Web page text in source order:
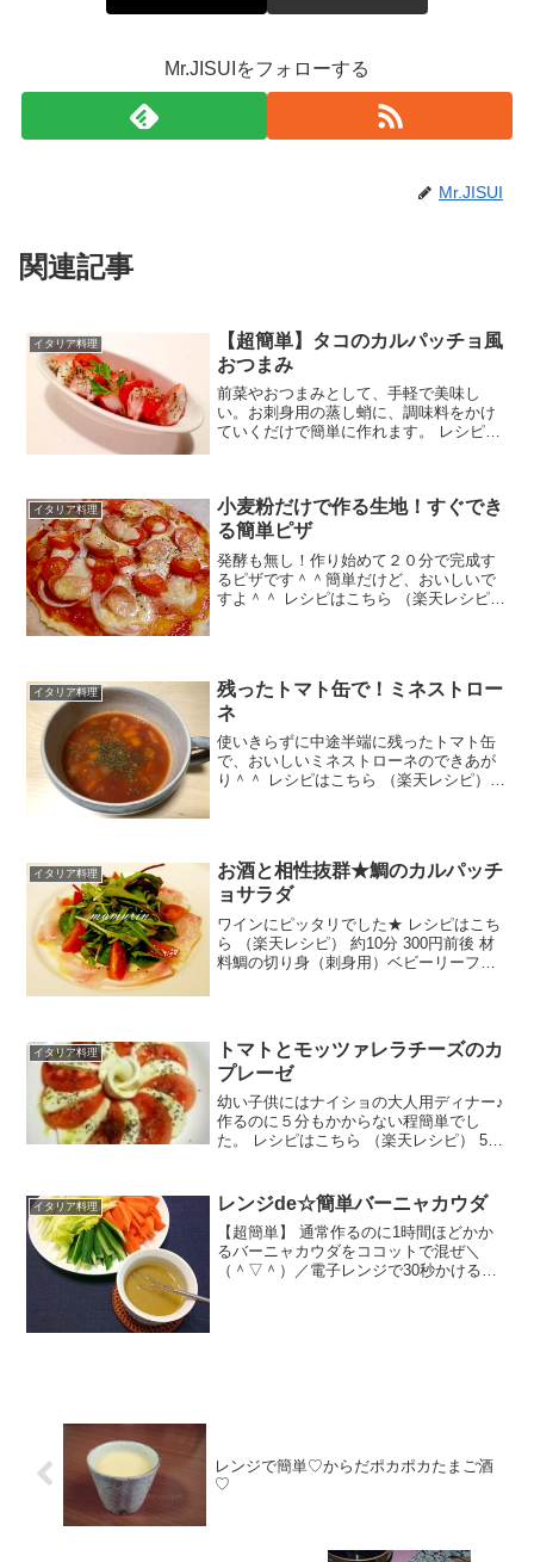
Mr.JISUIをフォローする
Mr.JISUI
関連記事
イタリア料理
【超簡単】タコのカルパッチョ風
おつまみ
前菜やおつまみとして、手軽で美味し
い。お刺身用の蒸し蛸に、調味料をかけ
ていくだけで簡単に作れます。 レシピは
オイルガーリッ...
イタリア料理
小麦粉だけで作る生地！すぐでき
る簡単ピザ
発酵も無し！作り始めて２０分で完成す
るピザです＾＾簡単だけど、おいしいで
すよ＾＾ レシピはこちら （楽天レシピ）
イタリア料理
残ったトマト缶で！ミネストロー
ネ
使いきらずに中途半端に残ったトマト缶
で、おいしいミネストローネのできあが
り＾＾ レシピはこちら （楽天レシピ）
イタリア料理
お酒と相性抜群★鯛のカルパッチ
ョサラダ
ワインにピッタリでした★ レシピはこち
ら （楽天レシピ） 約10分 300円前後 材
料鯛の切り身（刺身用）ベビーリーフミ
イタリア料理
トマトとモッツァレラチーズのカ
プレーゼ
幼い子供にはナイショの大人用ディナー♪
作るのに５分もかからない程簡単でし
た。 レシピはこちら （楽天レシピ） 5分
ル☆塩コショウ☆乾燥バジルみんなのレ
ビュー
イタリア料理 レンジde☆簡単バーニャカウダ
【超簡単】 通常作るのに1時間ほどかか
るバーニャカウダをココットで混ぜ＼
（＾▽＾）／電子レンジで30秒かけるだ
レンジで簡単♡からだポカポカたまご酒
♡